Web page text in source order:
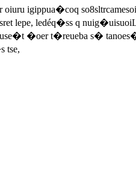
oiuru igippua�coq
ledéq�ss q
�oer t�reueba s�
tse,